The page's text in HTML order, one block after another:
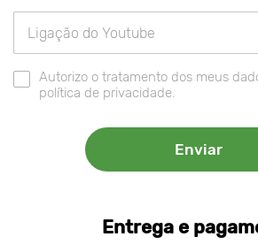
Autorizo o tratamento dos meus
política de privacidade.
Entrega e